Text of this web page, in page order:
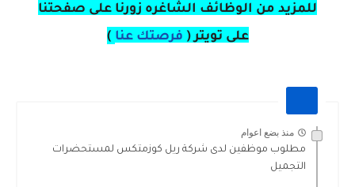
للمزيد من الوظائف الشاغره زورنا على صفحتنا
على تويتر( فرصتك عنا )
منذ بضع اعوام
مطلوب موظفين لدى شركة ريل كوزمتكس لمستحضرات
التجميل